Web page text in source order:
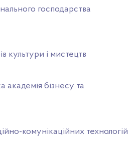
господарства
культури і мистецтв
бізнесу та
комунікаційних технологій